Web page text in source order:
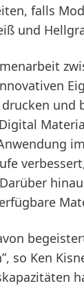
falls
und
und
so Ken